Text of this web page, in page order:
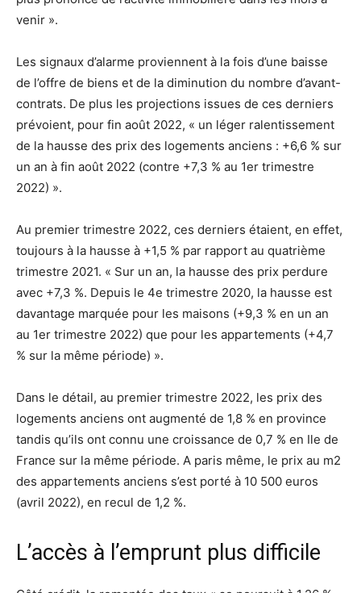
venir ».
Les signaux d’alarme proviennent à la fois d’une baisse
de l’offre de biens et de la diminution du nombre d’avant-
contrats. De plus les projections issues de ces derniers
prévoient, pour fin août 2022, « un léger ralentissement
de la hausse des prix des logements anciens : +6,6 % sur
un an à fin août 2022 (contre +7,3 % au 1er trimestre
2022) ».
Au premier trimestre 2022, ces derniers étaient, en effet,
toujours à la hausse à +1,5 % par rapport au quatrième
trimestre 2021. « Sur un an, la hausse des prix perdure
avec +7,3 %. Depuis le 4e trimestre 2020, la hausse est
davantage marquée pour les maisons (+9,3 % en un an
au 1er trimestre 2022) que pour les appartements (+4,7
% sur la même période) ».
Dans le détail, au premier trimestre 2022, les prix des
logements anciens ont augmenté de 1,8 % en province
tandis qu’ils ont connu une croissance de 0,7 % en Ile de
France sur la même période. A paris même, le prix au m2
des appartements anciens s’est porté à 10 500 euros
(avril 2022), en recul de 1,2 %.
L’accès à l’emprunt plus difficile